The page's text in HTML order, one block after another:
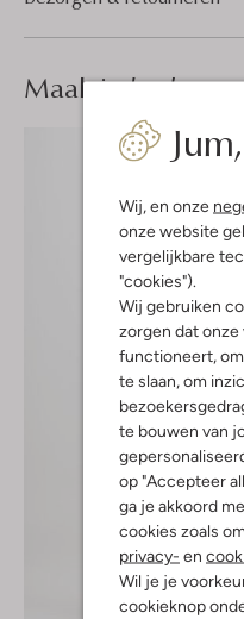
Wij, en onze
onze website
vergelijkbare
"cookies").
Wij gebruiken
zorgen dat
functioneert,
te slaan, om
te bouwen van
op "Accepteer
ga je akkoord
cookies zoals
privacy- en
Wil je je
cookieknop
Maak jelook